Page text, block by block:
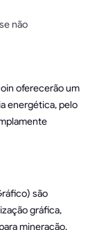
não
oferecerão um
energética, pelo
são
gráfica,
mineração.